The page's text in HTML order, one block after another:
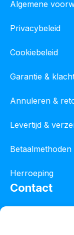
Algemene
Privacybeleid
Cookiebeleid
Garantie &
Annuleren &
Levertijd &
Betaalmethoden
Herroeping
Contact